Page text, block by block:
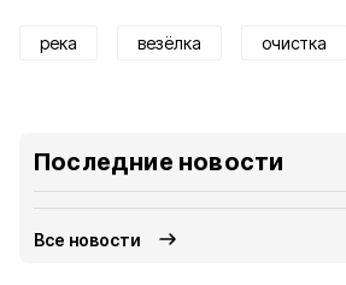
река везёлка очистка
Последние новости
Все новости